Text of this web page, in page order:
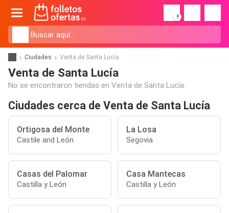
!
Ciudades Venta de Santa Lucía
Venta de Santa Lucía
No se encontraron tiendas en Venta de Santa Lucía.
Ciudades cerca de Venta de Santa Lucía
Ortigosa del Monte
Castile and León
La Losa
Segovia
Casas del Palomar
Castilla y León
Casa Mantecas
Castilla y León